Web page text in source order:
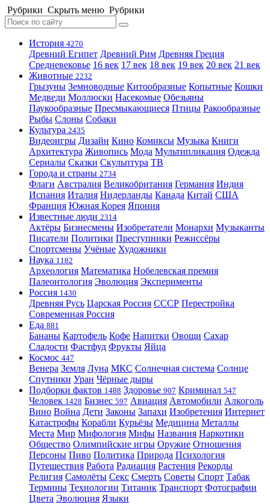
Рубрики Скрыть меню Рубрики
История 4270
Древний Египет Древний Рим Древняя Греция
Средневековье 16 век 17 век 18 век 19 век 20 век 21 век
Животные 2232
Грызуны Земноводные Китообразные Копытные Кошки
Медведи Моллюски Насекомые Обезьяны
Паукообразные Пресмыкающиеся Птицы Ракообразные
Рыбы Слоны Собаки
Культура 2435
Видеоигры Дизайн Кино Комиксы Музыка Книги
Архитектура Живопись Мода Мультипликация Одежда
Сериалы Сказки Скульптура ТВ
Города и страны 2734
Флаги Австралия Великобритания Германия Индия
Испания Италия Нидерланды Канада Китай США
Франция Южная Корея Япония
Известные люди 2314
Актёры Бизнесмены Изобретатели Монархи Музыканты
Писатели Политики Преступники Режиссёры
Спортсмены Учёные Художники
Наука 1182
Археология Математика Нобелевская премия
Палеонтология Эволюция Эксперименты
Россия 1430
Древняя Русь Царская Россия СССР Перестройка
Современная Россия
Еда 881
Бананы Картофель Кофе Напитки Овощи Сахар
Сладости Фастфуд Фрукты Яйца
Космос 447
Венера Земля Луна МКС Солнечная система Солнце
Спутники Уран Чёрные дыры
Подборки фактов 1488 Здоровье 907 Криминал 547
Человек 1428 Бизнес 597 Авиация Автомобили Алкоголь
Вино Война Дети Законы Запахи Изобретения Интернет
Катастрофы Корабли Курьёзы Медицина Металлы
Места Мир Мифология Мифы Названия Наркотики
Общество Олимпийские игры Оружие Отношения
Персоны Пиво Политика Природа Психология
Путешествия Работа Радиация Растения Рекорды
Религия Самолёты Секс Смерть Советы Спорт Табак
Термины Технологии Титаник Транспорт Фотографии
Цвета Эволюция Языки